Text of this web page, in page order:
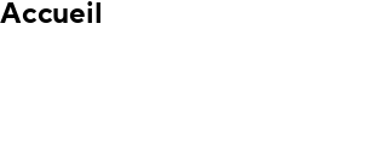
Accueil